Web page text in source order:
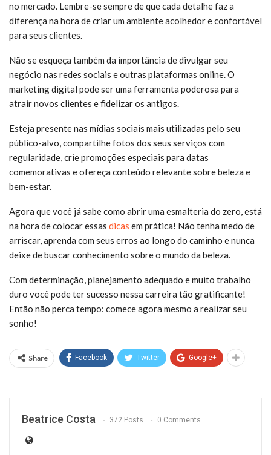
no mercado. Lembre-se sempre de que cada detalhe faz a
diferença na hora de criar um ambiente acolhedor e confortável
para seus clientes.
Não se esqueça também da importância de divulgar seu
negócio nas redes sociais e outras plataformas online. O
marketing digital pode ser uma ferramenta poderosa para
atrair novos clientes e fidelizar os antigos.
Esteja presente nas mídias sociais mais utilizadas pelo seu
público-alvo, compartilhe fotos dos seus serviços com
regularidade, crie promoções especiais para datas
comemorativas e ofereça conteúdo relevante sobre beleza e
bem-estar.
Agora que você já sabe como abrir uma esmalteria do zero, está
na hora de colocar essas dicas em prática! Não tenha medo de
arriscar, aprenda com seus erros ao longo do caminho e nunca
deixe de buscar conhecimento sobre o mundo da beleza.
Com determinação, planejamento adequado e muito trabalho
duro você pode ter sucesso nessa carreira tão gratificante!
Então não perca tempo: comece agora mesmo a realizar seu
sonho!
Share Facebook Twitter Google+
Beatrice Costa 372 Posts 0 Comments